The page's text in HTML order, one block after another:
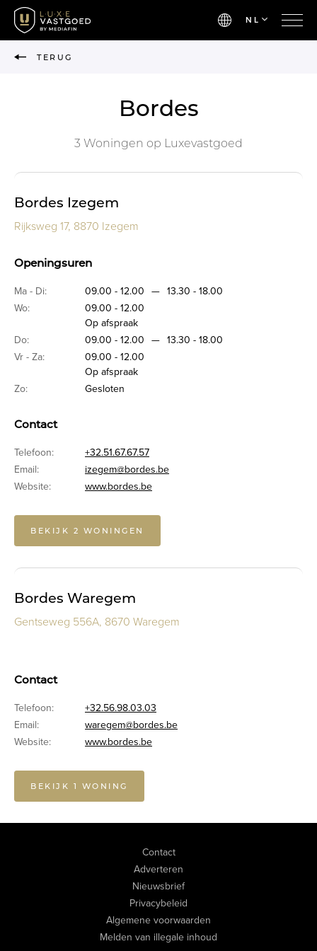
NL
TERUG
Bordes
3 Woningen op Luxevastgoed
Bordes Izegem
Rijksweg 17, 8870 Izegem
Openingsuren
Ma - Di: 09.00 - 12.00 — 13.30 - 18.00
Wo:
09.00 - 12.00
Op afspraak
Do:
09.00 - 12.00 — 13.30 - 18.00
Vr - Za:
09.00 - 12.00
Op afspraak
Zo:
Gesloten
Contact
Telefoon:
+32.51.67.67.57
Email:
izegem@bordes.be
Website:
www.bordes.be
BEKIJK 2 WONINGEN
Bordes Waregem
Gentseweg 556A, 8670 Waregem
Contact
Telefoon:
+32.56.98.03.03
Email:
waregem@bordes.be
Website:
www.bordes.be
BEKIJK 1 WONING
Contact
Adverteren
Nieuwsbrief
Privacybeleid
Algemene voorwaarden
Melden van illegale inhoud